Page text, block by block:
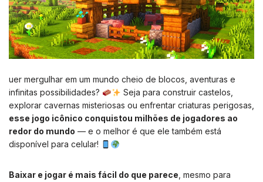
uer mergulhar em um mundo cheio de blocos, aventuras e
infinitas possibilidades?
Seja para construir castelos,
explorar cavernas misteriosas ou enfrentar criaturas perigosas,
esse jogo icônico conquistou milhões de jogadores ao
redor do mundo — e o melhor é que ele também está
disponível para celular!
Baixar e jogar é mais fácil do que parece , mesmo para